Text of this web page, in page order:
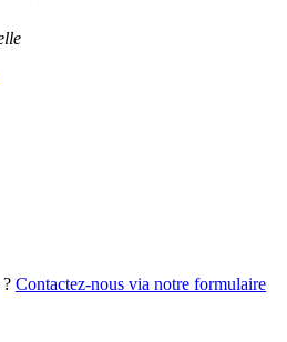
Contactez-nous via notre formulaire